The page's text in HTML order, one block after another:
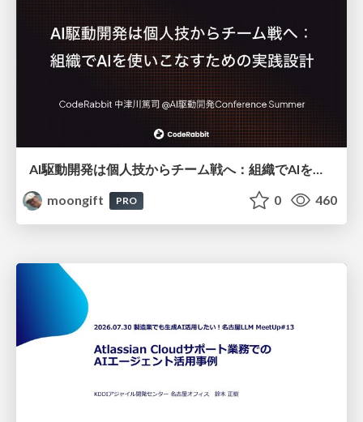
AI駆動開発は個人技からチーム戦へ：組織でAIを使いこなすための実践設計
moongift
PRO 0 460